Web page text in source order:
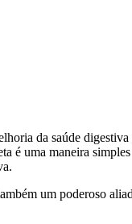
da saúde
é uma maneira
um poderoso